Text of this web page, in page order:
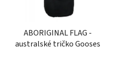
ABORIGINAL FLAG -
australské tričko Gooses